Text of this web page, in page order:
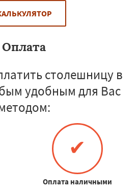
Оплата
столешницу в
удобным для Вас
✔
Оплата наличными